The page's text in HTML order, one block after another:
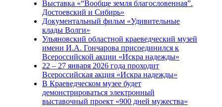
Выставка «“Вообще земля благословенная”.
Достоевский и Сибирь»
Документальный фильм «Удивительные
клады Волги»
Ульяновский областной краеведческий музей
имени И.А. Гончарова присоединился к
Всероссийской акции «Искра надежды»
22 – 27 января 2026 года проходит
Всероссийская акция «Искра надежды»
В Краеведческом музее будет
демонстрироваться электронный
выставочный проект «900 дней мужества»